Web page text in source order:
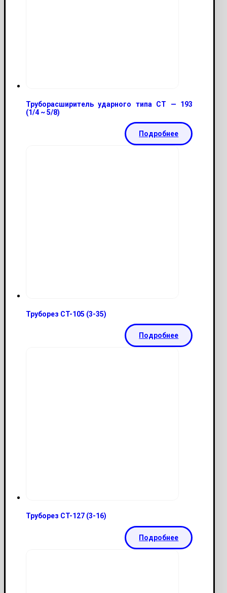
Труборасширитель ударного типа CT — 193
(1/4 ~ 5/8)
Подробнее
Труборез CT-105 (3-35)
Подробнее
Труборез CT-127 (3-16)
Подробнее